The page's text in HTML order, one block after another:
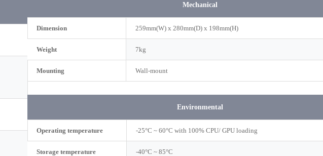
Mechanical
Dimension 259mm(W) x 280mm(D) x 198mm(H)
Weight 7kg
Mounting Wall-mount
Environmental
Operating temperature -25°C ~ 60°C with 100% CPU/ GPU loading
Storage temperature -40°C ~ 85°C